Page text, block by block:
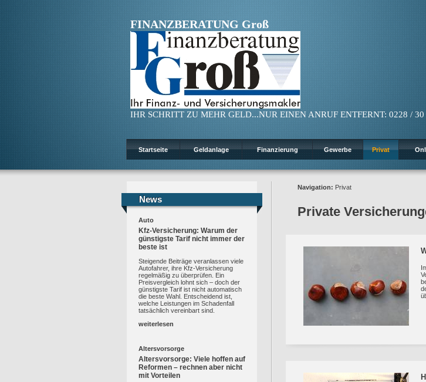
FINANZBERATUNG Groß
IHR SCHRITT ZU MEHR GELD...NUR EINEN ANRUF ENTFERNT: 0228 / 30
Startseite Geldanlage Finanzierung Gewerbe Privat
News
News
Auto
Kfz-Versicherung: Warum der
günstigste Tarif nicht immer der
beste ist
Steigende Beiträge veranlassen viele
Autofahrer, ihre Kfz-Versicherung
regelmäßig zu überprüfen. Ein
Preisvergleich lohnt sich – doch der
günstigste Tarif ist nicht automatisch
die beste Wahl. Entscheidend ist,
welche Leistungen im Schadenfall
tatsächlich vereinbart sind.
weiterlesen
Altersvorsorge
Altersvorsorge: Viele hoffen auf
Reformen – rechnen aber nicht
mit Vorteilen
Navigation: Privat
Private